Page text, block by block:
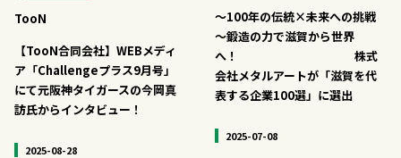
TooN
【TooN合同会社】WEBメディ
ア「Challengeプラス9月号」
にて元阪神タイガースの今岡真
訪氏からインタビュー！
2025-08-28
～100年の伝統×未来への挑戦
～鍛造の力で滋賀から世界
へ！ 株式
会社メタルアートが「滋賀を代
表する企業100選」に選出
2025-07-08